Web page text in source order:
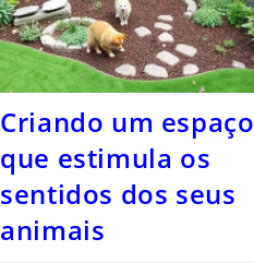
Criando um espaço
que estimula os
sentidos dos seus
animais